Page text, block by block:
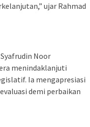
ujar Rahmad
Noor
menindaklanjuti
Ia mengapresiasi
demi perbaikan